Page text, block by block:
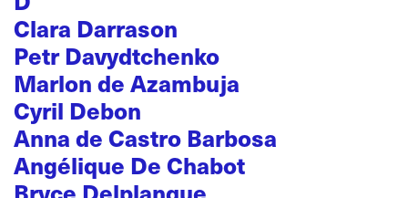
Clara Darrason
Petr Davydtchenko
Marlon de Azambuja
Cyril Debon
Anna de Castro Barbosa
Angélique De Chabot